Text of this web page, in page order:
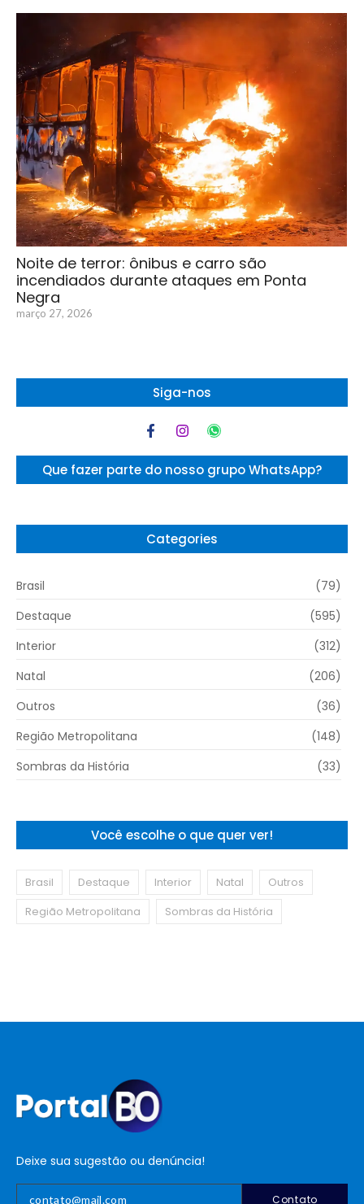
Noite de terror: ônibus e carro são
incendiados durante ataques em Ponta
Negra
março 27, 2026
Siga-nos
Que fazer parte do nosso grupo WhatsApp?
Categories
Brasil
(79)
Destaque
(595)
Interior
(312)
Natal
(206)
Outros
(36)
Região Metropolitana
(148)
Sombras da História
(33)
Você escolhe o que quer ver!
Brasil Destaque Interior Natal
Outros
Região Metropolitana
Sombras da História
Deixe sua sugestão ou denúncia!
Contato